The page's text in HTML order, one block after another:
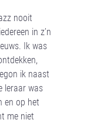
nooit
in z’n
Ik was
ik naast
leraar was
en op het
me niet